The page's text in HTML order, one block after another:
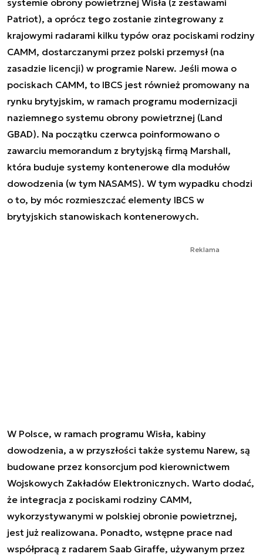
systemie obrony powietrznej Wisła (z zestawami
Patriot), a oprócz tego zostanie zintegrowany z
krajowymi radarami kilku typów oraz pociskami rodziny
CAMM, dostarczanymi przez polski przemysł (na
zasadzie licencji) w programie Narew. Jeśli mowa o
pociskach CAMM, to IBCS jest również promowany na
rynku brytyjskim, w ramach programu modernizacji
naziemnego systemu obrony powietrznej (Land
GBAD). Na początku czerwca poinformowano o
zawarciu memorandum z brytyjską firmą Marshall,
która buduje systemy kontenerowe dla modułów
dowodzenia (w tym NASAMS). W tym wypadku chodzi
o to, by móc rozmieszczać elementy IBCS w
brytyjskich stanowiskach kontenerowych.
Reklama
W Polsce, w ramach programu Wisła, kabiny
dowodzenia, a w przyszłości także systemu Narew, są
budowane przez konsorcjum pod kierownictwem
Wojskowych Zakładów Elektronicznych. Warto dodać,
że integracja z pociskami rodziny CAMM,
wykorzystywanymi w polskiej obronie powietrznej,
jest już realizowana. Ponadto, wstępne prace nad
współpracą z radarem Saab Giraffe, używanym przez